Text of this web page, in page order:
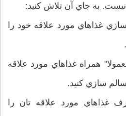
به جاي آن تلاش كنيد:
غذاهاي مورد علاقه خود را
همراه غذاهاي مورد علاقه
سازي كنيد.
غذاهاي مورد علاقه تان را